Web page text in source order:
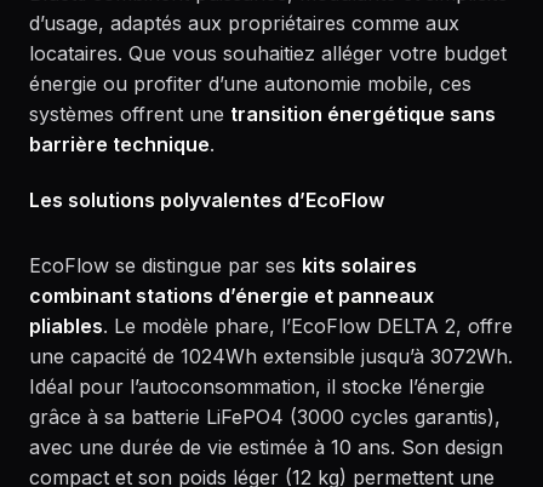
d’usage, adaptés aux propriétaires comme aux
locataires. Que vous souhaitiez alléger votre budget
énergie ou profiter d’une autonomie mobile, ces
systèmes offrent une transition énergétique sans
barrière technique.
Les solutions polyvalentes d’EcoFlow
EcoFlow se distingue par ses kits solaires
combinant stations d’énergie et panneaux
pliables. Le modèle phare, l’EcoFlow DELTA 2, offre
une capacité de 1024Wh extensible jusqu’à 3072Wh.
Idéal pour l’autoconsommation, il stocke l’énergie
grâce à sa batterie LiFePO4 (3000 cycles garantis),
avec une durée de vie estimée à 10 ans. Son design
compact et son poids léger (12 kg) permettent une